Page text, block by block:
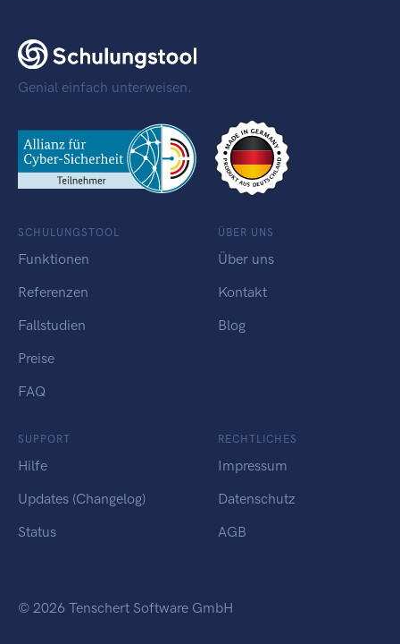
Genial einfach unterweisen.
SCHULUNGSTOOL
Funktionen
Referenzen
Fallstudien
Preise
FAQ
ÜBER UNS
Über uns
Kontakt
Blog
SUPPORT
Hilfe
Updates (Changelog)
Status
RECHTLICHES
Impressum
Datenschutz
AGB
© 2026 Tenschert Software GmbH